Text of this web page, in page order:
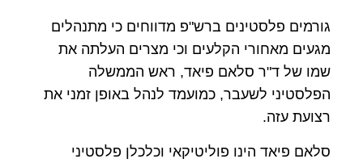
גורמים פלסטינים ברש"פ מדווחים כי מתנהלים
מגעים מאחורי הקלעים וכי מצרים העלתה את
שמו של ד"ר סלאם פיאד, ראש הממשלה
הפלסטיני לשעבר, כמועמד לנהל באופן זמני את
רצועת עזה.
סלאם פיאד הינו פוליטיקאי וכלכלן פלסטיני